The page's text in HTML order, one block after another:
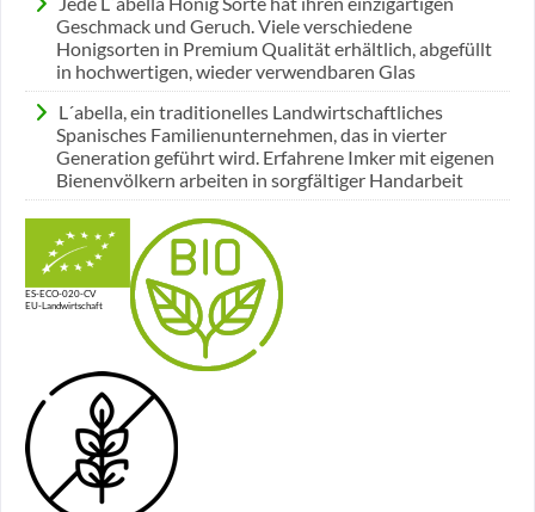
Geschmack und Geruch. Viele verschiedene
Honigsorten in Premium Qualität erhältlich, abgefüllt
in hochwertigen, wieder verwendbaren Glas
L´abella, ein traditionelles Landwirtschaftliches
Spanisches Familienunternehmen, das in vierter
Generation geführt wird. Erfahrene Imker mit eigenen
Bienenvölkern arbeiten in sorgfältiger Handarbeit
ES-ECO-020-CV
EU-Landwirtschaft